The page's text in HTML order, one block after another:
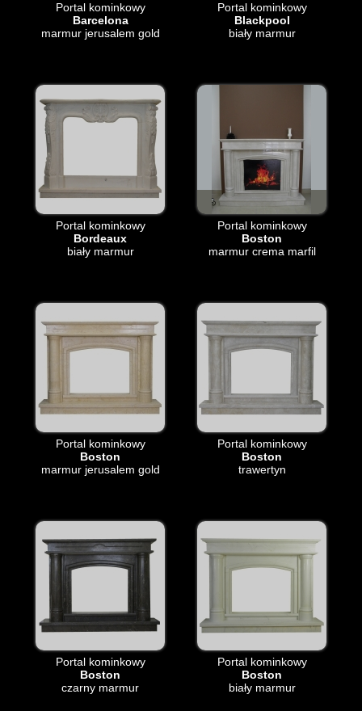
Portal kominkowy
Barcelona
marmur jerusalem gold
Portal kominkowy
Blackpool
biały marmur
Portal kominkowy
Bordeaux
biały marmur
Portal kominkowy
Boston
marmur crema marfil
Portal kominkowy
Boston
marmur jerusalem gold
Portal kominkowy
Boston
trawertyn
Portal kominkowy
Boston
czarny marmur
Portal kominkowy
Boston
biały marmur